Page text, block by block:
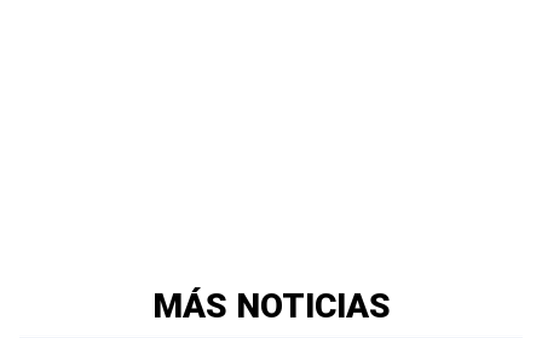
MÁS NOTICIAS